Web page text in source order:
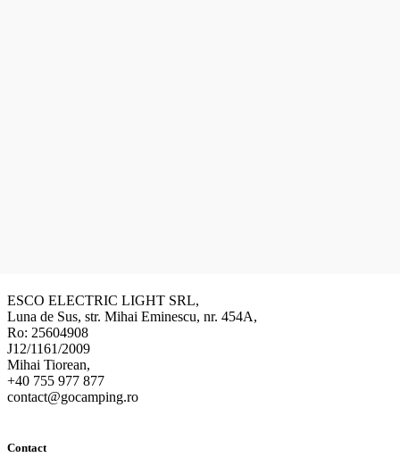
ESCO ELECTRIC LIGHT SRL,
Luna de Sus, str. Mihai Eminescu, nr. 454A,
Ro: 25604908
J12/1161/2009
Mihai Tiorean,
+40 755 977 877
contact@gocamping.ro
Contact